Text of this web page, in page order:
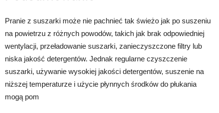
Pranie z suszarki może nie pachnieć tak świeżo jak po suszeniu
na powietrzu z różnych powodów, takich jak brak odpowiedniej
wentylacji, przeładowanie suszarki, zanieczyszczone filtry lub
niska jakość detergentów. Jednak regularne czyszczenie
suszarki, używanie wysokiej jakości detergentów, suszenie na
niższej temperaturze i użycie płynnych środków do płukania
mogą pom